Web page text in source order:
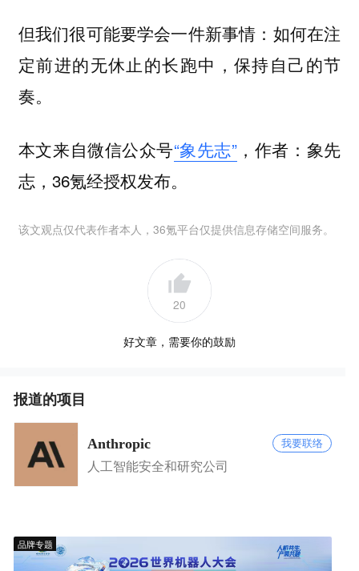
但我们很可能要学会一件新事情：如何在注
定前进的无休止的长跑中， 保持自己的节
奏。
本文来自微信公众号“象先志”，作者：象先
志，36氪经授权发布。
该文观点仅代表作者本人，36氪平台仅提供信息存储空间服务。
20
好文章，需要你的鼓励
报道的项目
Anthropic 我要联络
人工智能安全和研究公司
品牌专题